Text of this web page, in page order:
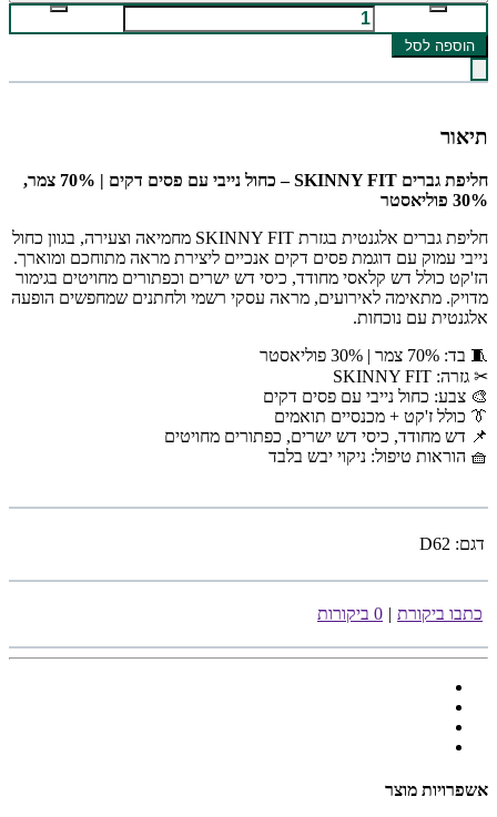
הוספה לסל
תיאור
חליפת גברים SKINNY FIT – כחול נייבי עם פסים דקים | 70% צמר,
30% פוליאסטר
חליפת גברים אלגנטית בגזרת SKINNY FIT מחמיאה וצעירה, בגוון כחול
נייבי עמוק עם דוגמת פסים דקים אנכיים ליצירת מראה מתוחכם ומוארך.
הז'קט כולל דש קלאסי מחודד, כיסי דש ישרים וכפתורים מחויטים בגימור
מדויק. מתאימה לאירועים, מראה עסקי רשמי ולחתנים שמחפשים הופעה
אלגנטית עם נוכחות.
🧵 בד: 70% צמר | 30% פוליאסטר
✂ גזרה: SKINNY FIT
🎨 צבע: כחול נייבי עם פסים דקים
👔 כולל ז'קט + מכנסיים תואמים
📌 דש מחודד, כיסי דש ישרים, כפתורים מחויטים
🧺 הוראות טיפול: ניקוי יבש בלבד
דגם: D62
כתבו ביקורת | 0 ביקורות
אשפרויות מוצר